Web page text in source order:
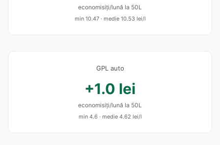
economisiți/lună la 50L
min 10.47 · medie 10.53 lei/l
GPL auto
+1.0 lei
economisiți/lună la 50L
min 4.6 · medie 4.62 lei/l